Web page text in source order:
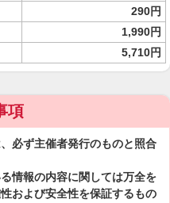
290円
1,990円
5,710円
項
必ず主催者発行のものと照合
情報の内容に関しては万全を
および安全性を保証するもの